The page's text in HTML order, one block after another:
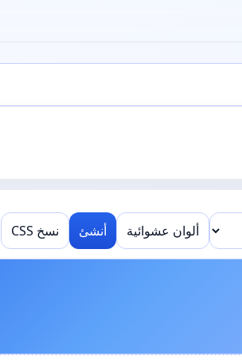
ألوان عشوائية أنشئ نسخ CSS